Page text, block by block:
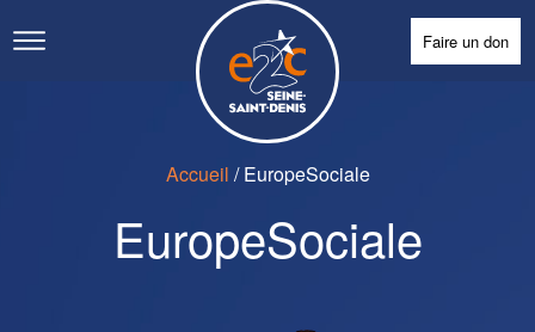
Faire un don
Accueil /EuropeSociale
EuropeSociale